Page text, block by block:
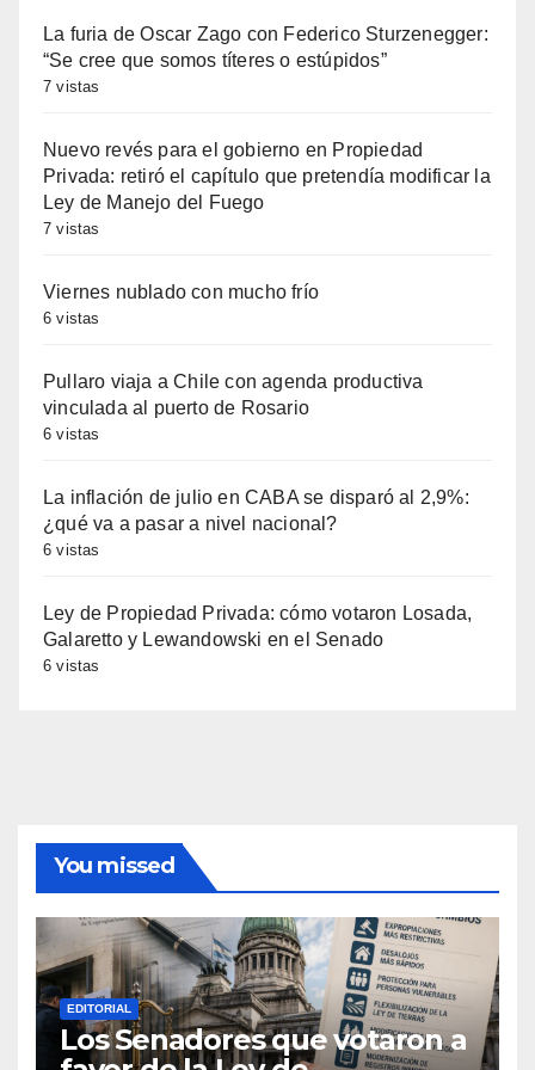
La furia de Oscar Zago con Federico Sturzenegger:
“Se cree que somos títeres o estúpidos”
7 vistas
Nuevo revés para el gobierno en Propiedad
Privada: retiró el capítulo que pretendía modificar la
Ley de Manejo del Fuego
7 vistas
Viernes nublado con mucho frío
6 vistas
Pullaro viaja a Chile con agenda productiva
vinculada al puerto de Rosario
6 vistas
La inflación de julio en CABA se disparó al 2,9%:
¿qué va a pasar a nivel nacional?
6 vistas
Ley de Propiedad Privada: cómo votaron Losada,
Galaretto y Lewandowski en el Senado
6 vistas
You missed
EDITORIAL
Los Senadores que votaron a